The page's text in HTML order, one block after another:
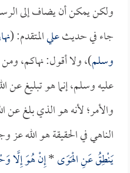
ولكن يمكن أن يضاف إلى
جاء في حديثعليالمتقدم: (
وسلم)، ولا أقول: نهاكم،
عليه وسلم، إنما هو تبليغ عن
والأمر؛ لأنه هو الذي بلغ عن
الناهي في الحقيقة هو الله
يَنْطِقُ عَنِ الْهَوَى*إِنْ هُوَ إِلَّا